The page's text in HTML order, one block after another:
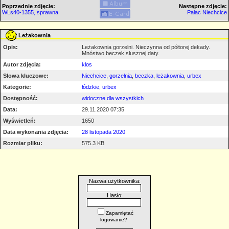
Poprzednie zdjęcie:
WLs40-1355, sprawna
Następne zdjęcie:
Pałac Niechcice
Leżakownia
Opis:
Leżakownia gorzelni. Nieczynna od półtorej dekady.
Mnóstwo beczek słusznej daty.
Autor zdjęcia:
klos
Słowa kluczowe:
Niechcice, gorzelnia, beczka, leżakownia, urbex
Kategorie:
łódzkie, urbex
Dostępność:
widoczne dla wszystkich
Data:
29.11.2020 07:35
Wyświetleń:
1650
Data wykonania zdjęcia:
28 listopada 2020
Rozmiar pliku:
575.3 KB
Nazwa użytkownika:
Hasło:
Zapamiętać
logowanie?